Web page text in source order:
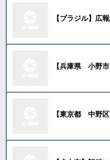
【ブラジル】広
【兵庫県 小野
【東京都 中野